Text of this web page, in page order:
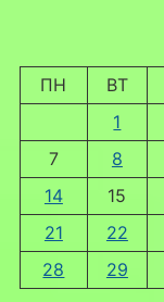
ПН ВТ
1
7
8
14
15
21
22
28
29